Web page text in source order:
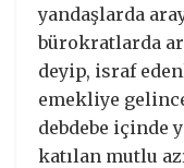
yandaşlarda
bürokratlarda
deyip, israf
emekliye
debdebe içinde
katılan mutlu